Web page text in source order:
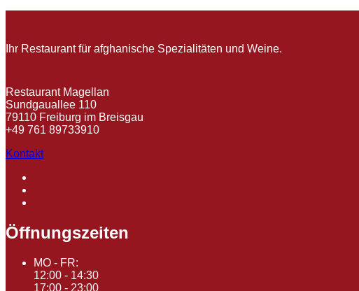
Ihr Restaurant für afghanische Spezialitäten und Weine.
Restaurant Magellan
Sundgauallee 110
79110 Freiburg im Breisgau
+49 761 89733910
Kontakt
Öffnungszeiten
MO - FR:
12:00 - 14:30
17:00 - 23:00